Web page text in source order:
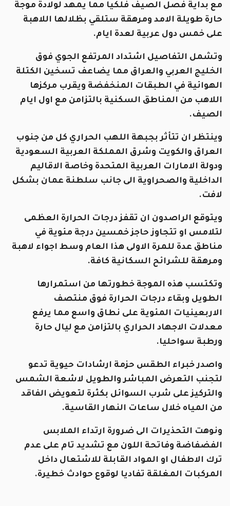
مع بداية فصل الصيف فلكيا مما يمهد لولادة موجة
حارة طويلة الامد ومرهقة ستلقي بظلالها اللاهبة
على خمس دول عربية لعدة ايام.
وتشمل التفاصيل اشتداد المرتفع الجوي فوق
الخليج العربي والعراق مما يضاعف تسخين الكتلة
الهوائية في الطبقات المنخفضة ويقرب مركزها
اللاهب من المناطق السكنية بالتزامن مع اول ايام
الصيف.
وينتظر ان تتأثر بجبهة اللهب الحراري كل من جنوب
العراق والكويت وشرق المملكة العربية السعودية
ودولة الامارات العربية المتحدة وخاصة الاقاليم
الداخلية والصحراوية الى جانب سلطنة عمان بشكل
لافت.
ويتوقع الراصدون ان تقفز درجات الحرارة العظمى
لتلامس او تتجاوز حاجز خمسين درجة مئوية في
مناطق عدة للمرة الاولى هذا العام وسط اجواء لاهبة
ومرهقة للشرائح السكانية كافة.
وتكتسب هذه الموجة خطورتها من استمرارها
الطويل وبقاء درجات الحرارة فوق منتصف
الاربعينيات المئوية على نطاق واسع مما يرفع
معدلات الاجهاد الحراري بالتزامن مع ليال حارة
ورطبة سواحليا.
واصدر خبراء الطقس حزمة ارشادات حيوية تدعو
لتجنب التعرض المباشر والطويل لاشعة الشمس
والتركيز على شرب السوائل بكثرة لتعويض الفاقد
من المياه خلال ساعات النهار القاسية.
ونوهت التحذيرات الى ضرورة ارتداء الملابس
الفضفاضة وفاتحة اللون مع تشديد تام على عدم
ترك الاطفال او المواد القابلة للاشتعال داخل
المركبات المغلقة تفاديا لوقوع حوادث خطيرة.